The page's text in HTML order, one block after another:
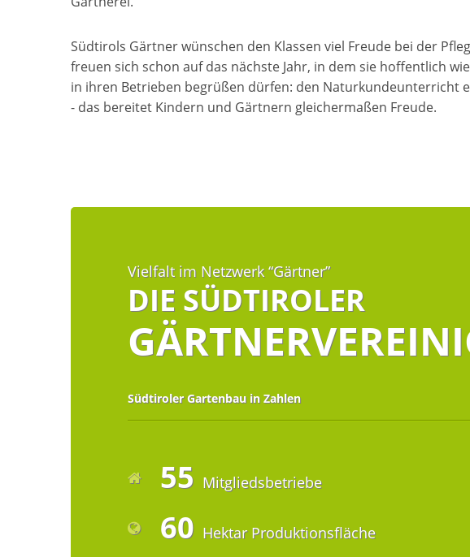
Südtirols Gärtner wünschen den Klassen viel Freude bei der
freuen sich schon auf das nächste Jahr, in dem sie hoffentlich
in ihren Betrieben begrüßen dürfen: den Naturkundeunterricht
- das bereitet Kindern und Gärtnern gleichermaßen Freude.
Vielfalt im Netzwerk “Gärtner”
DIE SÜDTIROLER
Südtiroler Gartenbau in Zahlen
55 Mitgliedsbetriebe
60 Hektar Produktionsfläche